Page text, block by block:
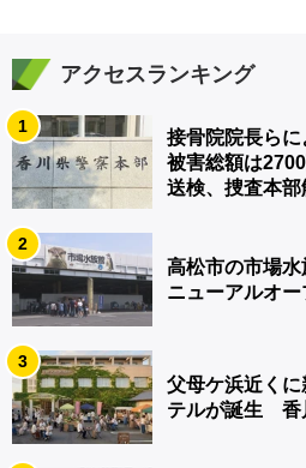
アクセスランキング
1
接骨院院長ら
被害総額は
送検、捜査本部
2
高松市の市場
ニューアルオ
3
父母ケ浜近く
テルが誕生 香